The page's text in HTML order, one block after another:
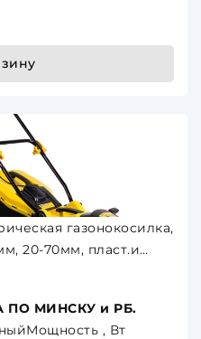
газонокосилка,
20-70мм, пласт.и
ПО МИНСКУ и РБ.
, Вт